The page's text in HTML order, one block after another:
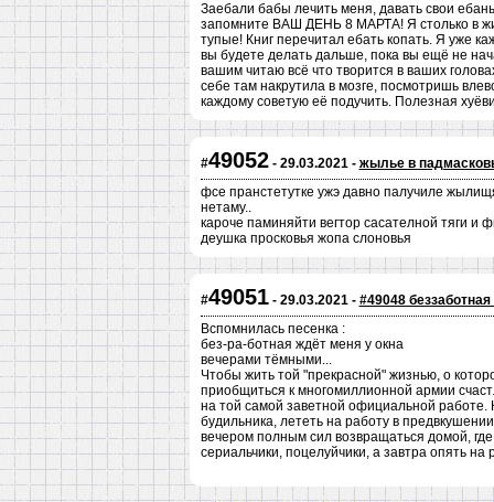
Заебали бабы лечить меня, давать свои
запомните ВАШ ДЕНЬ 8 МАРТА! Я столько в
тупые! Книг перечитал ебать копать. Я уже
вы будете делать дальше, пока вы ещё не
вашим читаю всё что творится в ваших
себе там накрутила в мозге, посмотришь
каждому советую её подучить. Полезная
#49052- 29.03.2021 - жылье в
фсе пранстетутке ужэ давно палучиле
нетаму..
кароче паминяйти вегтор сасателной тяги
деушка просковья жопа слоновья
#49051- 29.03.2021 - #49048
Вспомнилась песенка :
без-ра-ботная ждёт меня у окна
вечерами тёмными...
Чтобы жить той "прекрасной" жизнью, о
приобщиться к многомиллионной армии
на той самой заветной официальной работе.
будильника, лететь на работу в
вечером полным сил возвращаться домой,
сериальчики, поцелуйчики, а завтра опять на